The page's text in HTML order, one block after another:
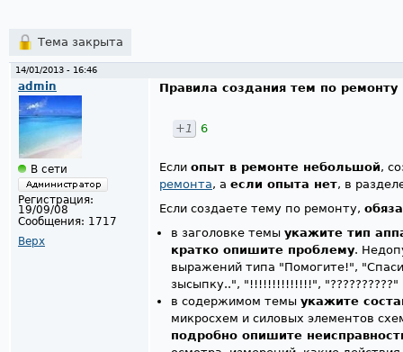
Тема закрыта
14/01/2013 - 16:46
admin
В сети
Регистрация:
19/09/08
Сообщения: 1717
Верх
Правила создания тем по ремонту
+1 6
Если опыт в ремонте небольшой,
ремонта, а если опыта нет, в
Если создаете тему по ремонту,
в заголовке темы укажите тип
кратко опишите проблему.
выражений типа "Помогите!",
зысыпку..", "!!!!!!!!!!!!!!", "??????????"
в содержимом темы укажите
микросхем и силовых элементов
подробно опишите